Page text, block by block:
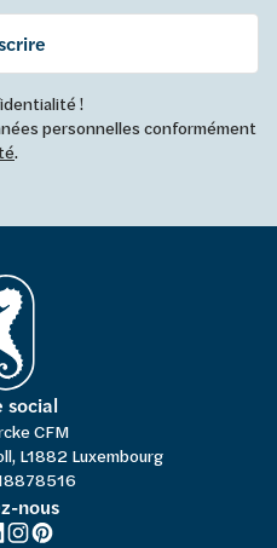
!
personnelles conformément
.
social
CFM
L1882 Luxembourg
nous